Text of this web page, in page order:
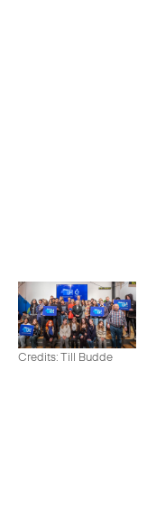
Credits: Till Budde